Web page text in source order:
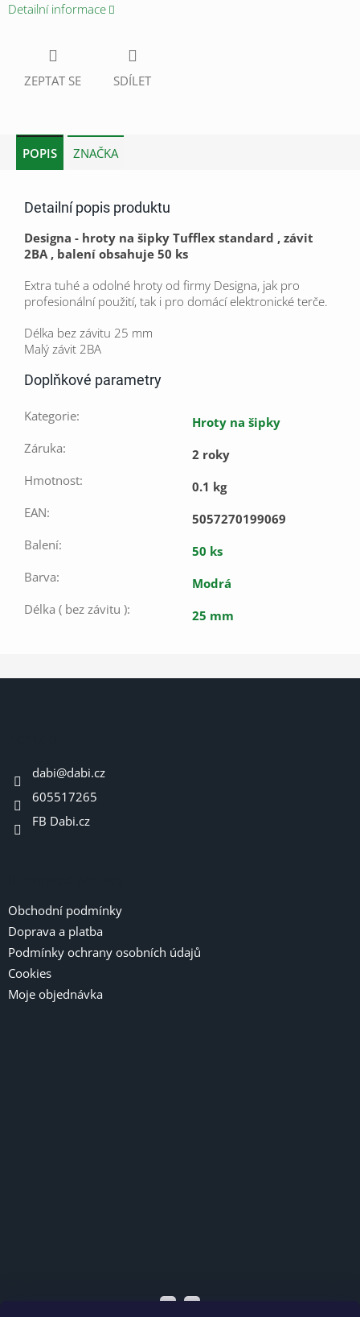
Detailní informace
ZEPTAT SE SDÍLET
POPIS ZNAČKA
Detailní popis produktu
Designa - hroty na šipky Tufflex standard , závit
2BA , balení obsahuje 50 ks
Extra tuhé a odolné hroty od firmy Designa, jak pro
profesionální použití, tak i pro domácí elektronické terče.
Délka bez závitu 25 mm
Malý závit 2BA
Doplňkové parametry
Kategorie:
Hroty na šipky
Záruka:
2 roky
Hmotnost:
0.1 kg
EAN:
5057270199069
Balení:
50 ks
Barva:
Modrá
Délka ( bez závitu ): 25 mm
dabi@dabi.cz
605517265
FB Dabi.cz
Obchodní podmínky
Doprava a platba
Podmínky ochrany osobních údajů
Cookies
Moje objednávka